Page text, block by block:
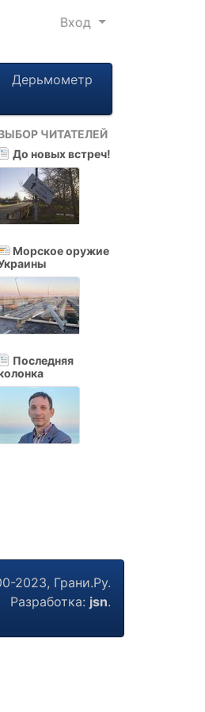
Вход
Дерьмометр
ЧИТАТЕЛЕЙ
До новых встреч!
Морское оружие
Последняя
2023, Грани.Ру.
Разработка: jsn.